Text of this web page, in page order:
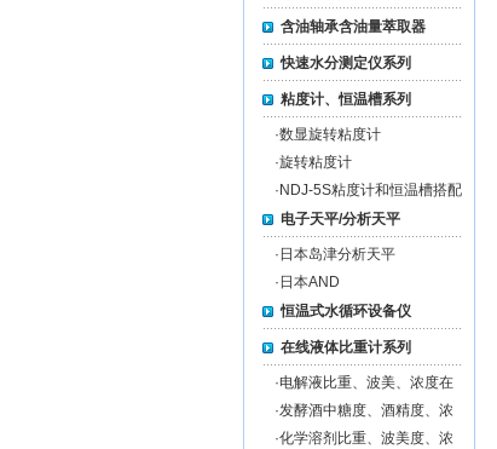
含油轴承含油量萃取器
快速水分测定仪系列
粘度计、恒温槽系列
·数显旋转粘度计
·旋转粘度计
· NDJ-5S粘度计和恒温槽搭配
电子天平/分析天平
· 日本岛津分析天平
· 日本AND
恒温式水循环设备仪
在线液体比重计系列
·电解液比重、波美、浓度在
线监测仪MZ-EL-ON-LINE
·发酵酒中糖度、酒精度、浓
度在线监测仪MZ-FW-
·化学溶剂比重、波美度、浓